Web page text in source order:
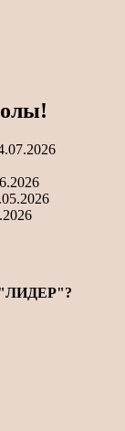
"ЛИДЕР"?